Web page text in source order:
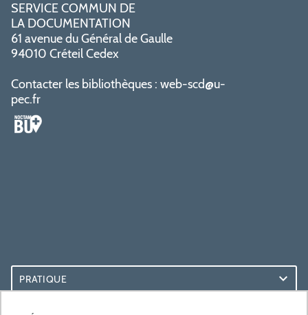
SERVICE COMMUN DE
LA DOCUMENTATION
61 avenue du Général de Gaulle
94010 Créteil Cedex
Contacter les bibliothèques : web-scd@u-
pec.fr
PRATIQUE